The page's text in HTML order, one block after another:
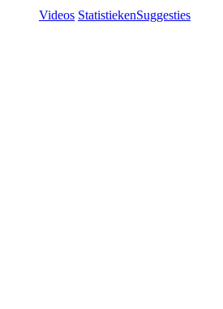
Videos StatistiekenSuggesties